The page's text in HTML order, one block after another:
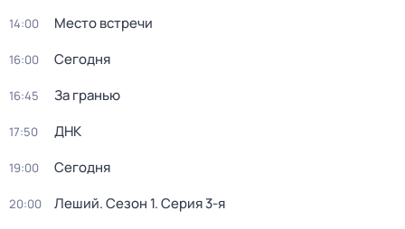
14:00 Место встречи
16:00 Сегодня
16:45 За гранью
17:50 ДНК
19:00 Сегодня
20:00 Леший. Сезон 1. Серия 3-я